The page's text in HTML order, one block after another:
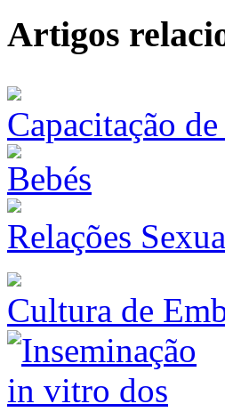
Artigos
Capacitação
Relações
Cultura de